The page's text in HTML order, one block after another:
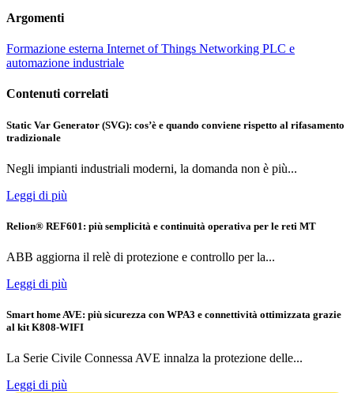
Argomenti
Formazione esterna Internet of Things Networking PLC e
automazione industriale
Contenuti correlati
Static Var Generator (SVG): cos’è e quando conviene rispetto al rifasamento
tradizionale
Negli impianti industriali moderni, la domanda non è più...
Leggi di più
Relion® REF601: più semplicità e continuità operativa per le reti MT
ABB aggiorna il relè di protezione e controllo per la...
Leggi di più
Smart home AVE: più sicurezza con WPA3 e connettività ottimizzata grazie
al kit K808-WIFI
La Serie Civile Connessa AVE innalza la protezione delle...
Leggi di più